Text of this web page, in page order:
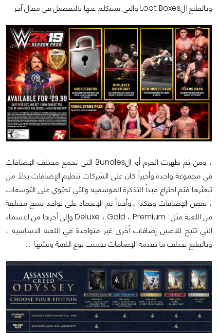
وبالطبع الLoot Boxes والتي سنتكلم عنها بالتفصيل في مقال آخر
، ومن ثم ظهرت الحزم أو الBundles التي تجمع مختلف الإضافات
في مجموعة واحدة وأخيراً كان على الشركات تنظيم الإضافات بدلاً من
تبعثرها فتم اختراع مبدأ التذكرة الموسمية والتي تحتوي على التوسعات
، بعض الإضافات وهكذا ...وأخيراً تم الإعتماد على تواجد نسخ مختلفة
من اللعبة مثل : Deluxe ، Gold ، Premium وإلى آخرها من الاسماء
التي تتيح للاعبين إضافات أخرى غير متواجدة في اللعبة الاساسية ،
وبالطبع يختلف ما تقدمه الإضافات بحسب نوع اللعبة وبيئتها …